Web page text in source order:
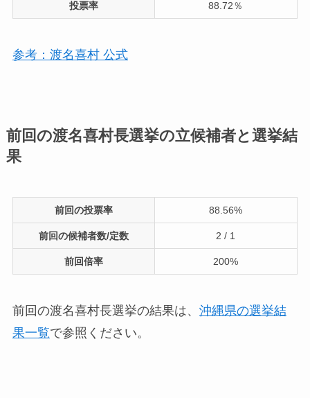
投票率 88.72％
参考：渡名喜村 公式
前回の渡名喜村長選挙の立候補者と選挙結
果
前回の投票率 88.56%
前回の候補者数/定数 2 / 1
前回倍率 200%
前回の渡名喜村長選挙の結果は、 沖縄県の選挙結
果一覧で参照ください。